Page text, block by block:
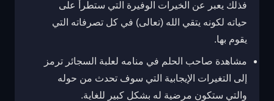
فذلك يعبر عن الخيرات الوفيرة التي ستطرأ على
حياته لكونه يتقي الله (تعالى) في كل تصرفاته التي
يقوم بها.
مشاهدة صاحب الحلم في منامه لعلبة السجائر ترمز
إلى التغيرات الإيجابية التي سوف تحدث من حوله
والتي ستكون مرضية له بشكل كبير للغاية.